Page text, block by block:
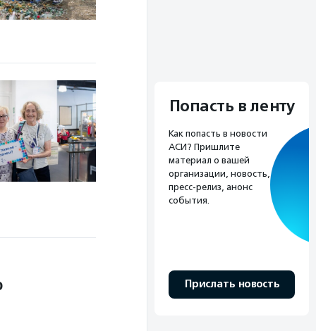
Попасть в ленту
Как попасть в новости
АСИ? Пришлите
материал о вашей
организации, новость,
пресс-релиз, анонс
события.
Прислать новость